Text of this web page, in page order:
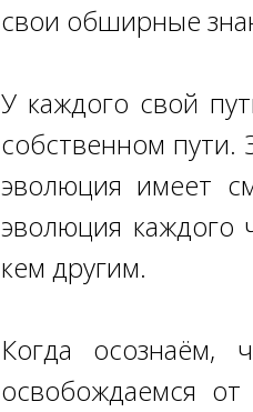
свои обширные
У каждого свой
собственном
эволюция имеет
эволюция каждого
кем другим.
Когда осознаём,
освобождаемся